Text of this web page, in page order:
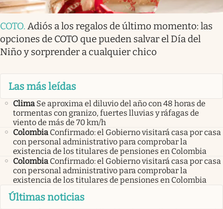
COTO. Adiós a los regalos de último momento: las
opciones de COTO que pueden salvar el Día del
Niño y sorprender a cualquier chico
Las más leídas
Clima Se aproxima el diluvio del año con 48 horas de
tormentas con granizo, fuertes lluvias y ráfagas de
viento de más de 70 km/h
Colombia Confirmado: el Gobierno visitará casa por casa
con personal administrativo para comprobar la
existencia de los titulares de pensiones en Colombia
Colombia Confirmado: el Gobierno visitará casa por casa
con personal administrativo para comprobar la
existencia de los titulares de pensiones en Colombia
Últimas noticias